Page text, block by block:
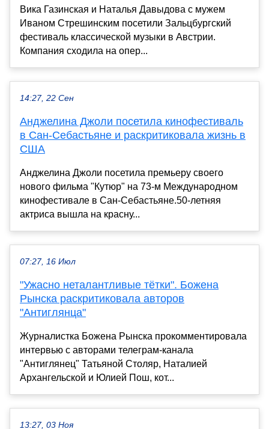
Вика Газинская и Наталья Давыдова с мужем
Иваном Стрешинским посетили Зальцбургский
фестиваль классической музыки в Австрии.
Компания сходила на опер...
14:27, 22 Сен
Анджелина Джоли посетила кинофестиваль
в Сан-Себастьяне и раскритиковала жизнь в
США
Анджелина Джоли посетила премьеру своего
нового фильма "Кутюр" на 73-м Международном
кинофестивале в Сан-Себастьяне.50-летняя
актриса вышла на красну...
07:27, 16 Июл
"Ужасно неталантливые тётки". Божена
Рынска раскритиковала авторов
"Антиглянца"
Журналистка Божена Рынска прокомментировала
интервью с авторами телеграм-канала
"Антиглянец" Татьяной Столяр, Наталией
Архангельской и Юлией Пош, кот...
13:27, 03 Ноя